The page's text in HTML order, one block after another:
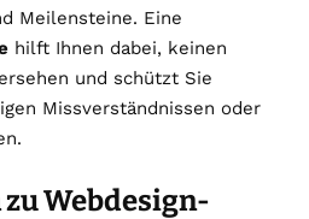
Meilensteine. Eine
hilft Ihnen dabei, keinen
und schützt Sie
Missverständnissen oder
Webdesign-